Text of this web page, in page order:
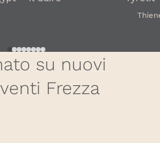
su nuovi
Frezza